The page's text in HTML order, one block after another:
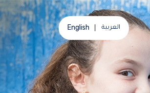
English العربية